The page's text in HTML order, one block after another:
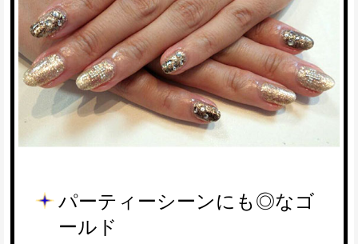
パーティーシーンにも◎なゴ
ールド